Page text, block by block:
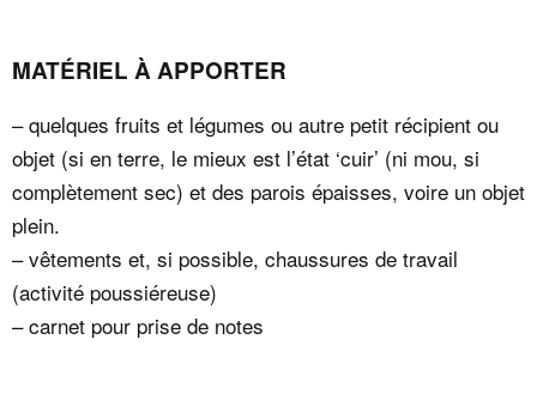
MATÉRIEL À APPORTER
– quelques fruits et légumes ou autre petit récipient ou
objet (si en terre, le mieux est l’état ‘cuir’ (ni mou, si
complètement sec) et des parois épaisses, voire un objet
plein.
– vêtements et, si possible, chaussures de travail
(activité poussiéreuse)
– carnet pour prise de notes